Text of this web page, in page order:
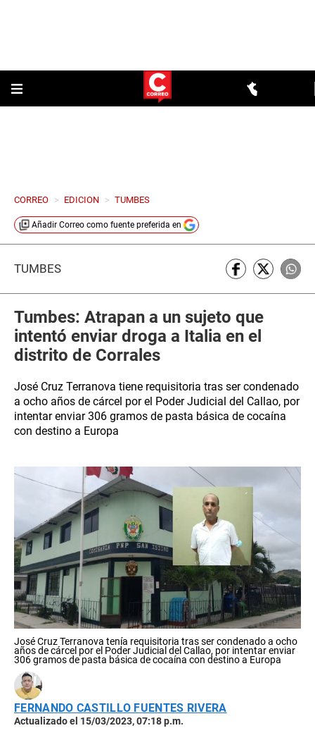
CORREO > EDICION > TUMBES
Añadir Correo como fuente preferida en
TUMBES
Tumbes: Atrapan a un sujeto que
intentó enviar droga a Italia en el
distrito de Corrales
José Cruz Terranova tiene requisitoria tras ser condenado
a ocho años de cárcel por el Poder Judicial del Callao, por
intentar enviar 306 gramos de pasta básica de cocaína
con destino a Europa
José Cruz Terranova tenía requisitoria tras ser condenado a ocho
años de cárcel por el Poder Judicial del Callao, por intentar enviar
306 gramos de pasta básica de cocaína con destino a Europa
FERNANDO CASTILLO FUENTES RIVERA
Actualizado el 15/03/2023, 07:18 p.m.